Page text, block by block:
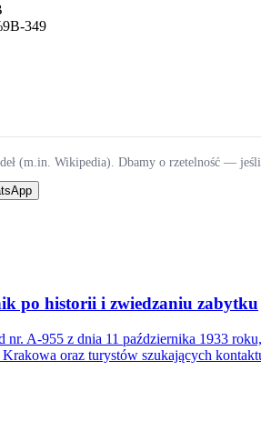
349
(m.in. Wikipedia). Dbamy o rzetelność — jeśli
po historii i zwiedzaniu zabytku
A-955 z dnia 11 października 1933
oraz turystów szukających